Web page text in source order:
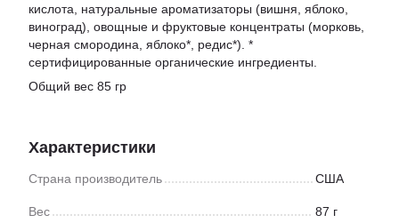
кислота, натуральные ароматизаторы (вишня, яблоко,
виноград), овощные и фруктовые концентраты (морковь,
черная смородина, яблоко*, редис*). *
сертифицированные органические ингредиенты.
Общий вес 85 гр
Характеристики
Страна производитель США
Вес 87 г